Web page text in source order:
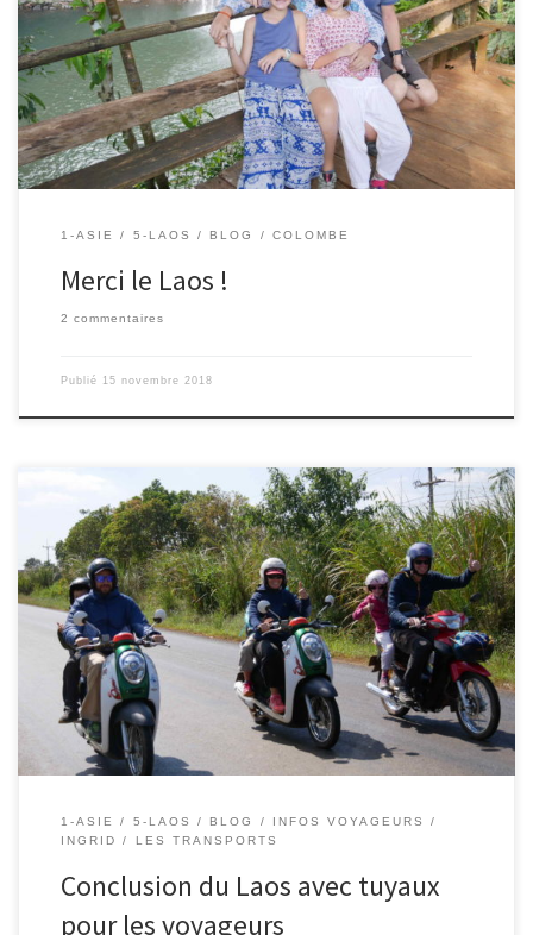
Vietnam Le pays de ma naissance. Je ne t’oublierai jamais, Toi et
tes paysages magnifiques. Ô mon très cher Laos, Que ton peuple
est gentil . J’aime quand tes enfants Me disent bonjour. Merci pour
ces sourires, […]
1-ASIE 5-LAOS BLOG COLOMBE
Merci le Laos !
2 commentaires
Publié 15 novembre 2018
13/11/2018 – Ingrid. On a tout aimé au Laos : notre tour en moto
au plateau des Bolavens les quelques jours de farniente à
Champasak et la visite du wat Pho la douceur de vivre aux 4000
îles, sur l’île de Dong Khône, et nos ballades à vélo. J’ai adoré […]
1-ASIE 5-LAOS BLOG
INFOS VOYAGEURS
INGRID
LES TRANSPORTS
Conclusion du Laos avec tuyaux
pour les voyageurs